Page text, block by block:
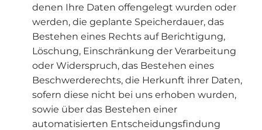
denen Ihre Daten offengelegt wurden oder
werden, die geplante Speicherdauer, das
Bestehen eines Rechts auf Berichtigung,
Löschung, Einschränkung der Verarbeitung
oder Widerspruch, das Bestehen eines
Beschwerderechts, die Herkunft ihrer Daten,
sofern diese nicht bei uns erhoben wurden,
sowie über das Bestehen einer
automatisierten Entscheidungsfindung